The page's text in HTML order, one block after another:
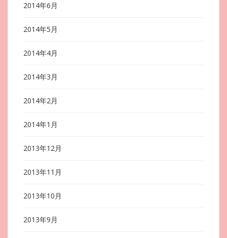
2014年6月
2014年5月
2014年4月
2014年3月
2014年2月
2014年1月
2013年12月
2013年11月
2013年10月
2013年9月